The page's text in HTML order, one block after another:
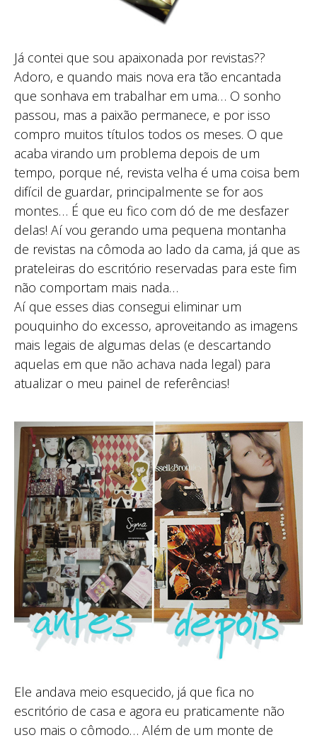
Já contei que sou apaixonada por revistas??
Adoro, e quando mais nova era tão encantada
que sonhava em trabalhar em uma… O sonho
passou, mas a paixão permanece, e por isso
compro muitos títulos todos os meses. O que
acaba virando um problema depois de um
tempo, porque né, revista velha é uma coisa bem
difícil de guardar, principalmente se for aos
montes… É que eu fico com dó de me desfazer
delas! Aí vou gerando uma pequena montanha
de revistas na cômoda ao lado da cama, já que as
prateleiras do escritório reservadas para este fim
não comportam mais nada…
Aí que esses dias consegui eliminar um
pouquinho do excesso, aproveitando as imagens
mais legais de algumas delas (e descartando
aquelas em que não achava nada legal) para
atualizar o meu painel de referências!
Ele andava meio esquecido, já que fica no
escritório de casa e agora eu praticamente não
uso mais o cômodo… Além de um monte de